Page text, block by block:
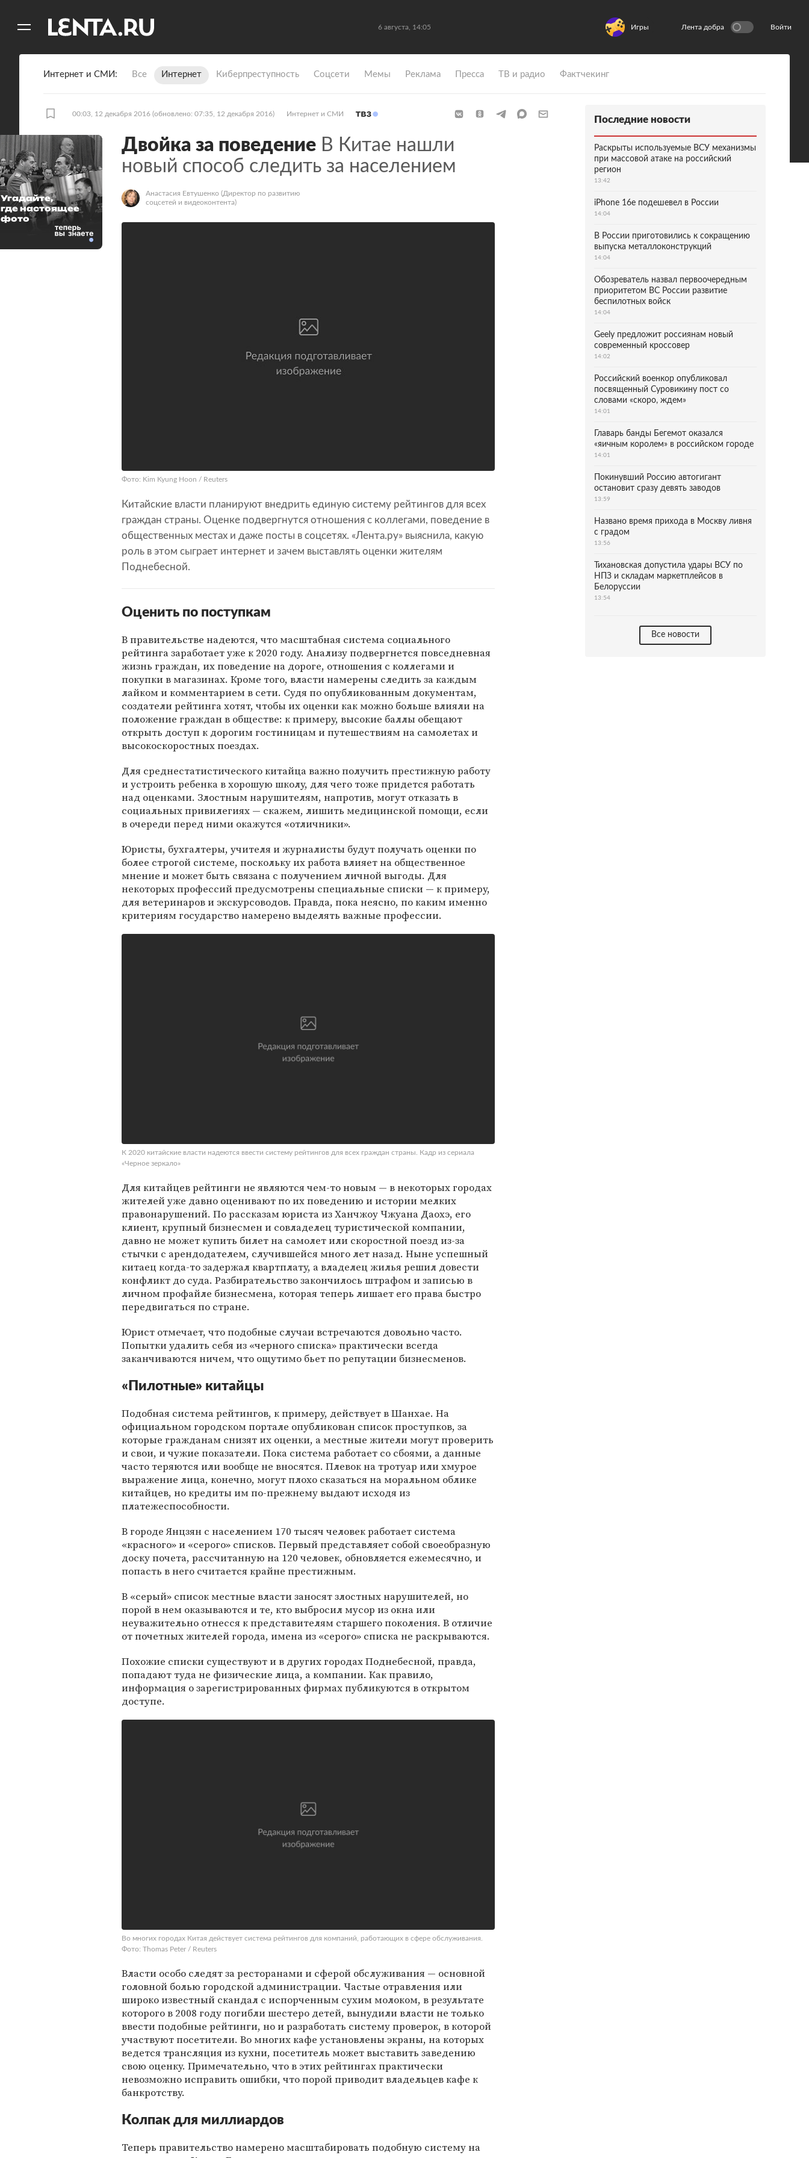
6 августа, 14:05 Игры Лента добра Войти
Интернет и СМИ Все Интернет Киберпреступность Coцсети Мемы Реклама Пресса ТВ и радио Фактчекинг
00:03, 12 декабря 2016 (обновлено: 07:35, 12 декабря 2016) Интернет и СМИ
Двойка за поведение В Китае нашли
новый способ следить за населением
Анастасия Евтушенко (Директор по развитию
соцсетей и видеоконтента)
Фото: Kim Kyung Hoon / Reuters
Китайские власти планируют внедрить единую систему рейтингов для всех
граждан страны. Оценке подвергнутся отношения с коллегами, поведение в
общественных местах и даже посты в соцсетях. «Лента.ру» выяснила, какую
роль в этом сыграет интернет и зачем выставлять оценки жителям
Поднебесной.
Оценить по поступкам
В правительстве надеются, что масштабная система социального
рейтинга заработает уже к 2020 году. Анализу подвергнется повседневная
жизнь граждан, их поведение на дороге, отношения с коллегами и
покупки в магазинах. Кроме того, власти намерены следить за каждым
лайком и комментарием в сети. Судя по опубликованным документам,
создатели рейтинга хотят, чтобы их оценки как можно больше влияли на
положение граждан в обществе: к примеру, высокие баллы обещают
открыть доступ к дорогим гостиницам и путешествиям на самолетах и
высокоскоростных поездах.
Для среднестатистического китайца важно получить престижную работу
и устроить ребенка в хорошую школу, для чего тоже придется работать
над оценками. Злостным нарушителям, напротив, могут отказать в
социальных привилегиях — скажем, лишить медицинской помощи, если
в очереди перед ними окажутся «отличники».
Юристы, бухгалтеры, учителя и журналисты будут получать оценки по
более строгой системе, поскольку их работа влияет на общественное
мнение и может быть связана с получением личной выгоды. Для
некоторых профессий предусмотрены специальные списки — к примеру,
для ветеринаров и экскурсоводов. Правда, пока неясно, по каким именно
критериям государство намерено выделять важные профессии.
К 2020 китайские власти надеются ввести систему рейтингов для всех граждан страны. Кадр из сериала
«Черное зеркало»
Для китайцев рейтинги не являются чем-то новым — в некоторых городах
жителей уже давно оценивают по их поведению и истории мелких
правонарушений. По рассказам юриста из Ханчжоу Чжуана Даохэ, его
клиент, крупный бизнесмен и совладелец туристической компании,
давно не может купить билет на самолет или скоростной поезд из-за
стычки с арендодателем, случившейся много лет назад. Ныне успешный
китаец когда-то задержал квартплату, а владелец жилья решил довести
конфликт до суда. Разбирательство закончилось штрафом и записью в
личном профайле бизнесмена, которая теперь лишает его права быстро
передвигаться по стране.
Юрист отмечает, что подобные случаи встречаются довольно часто.
Попытки удалить себя из «черного списка» практически всегда
заканчиваются ничем, что ощутимо бьет по репутации бизнесменов.
«Пилотные» китайцы
Подобная система рейтингов, к примеру, действует в Шанхае. На
официальном городском портале опубликован список проступков, за
которые гражданам снизят их оценки, а местные жители могут проверить
и свои, и чужие показатели. Пока система работает со сбоями, а данные
часто теряются или вообще не вносятся. Плевок на тротуар или хмурое
выражение лица, конечно, могут плохо сказаться на моральном облике
китайцев, но кредиты им по-прежнему выдают исходя из
платежеспособности.
В городе Янцзян с населением 170 тысяч человек работает система
«красного» и «серого» списков. Первый представляет собой своеобразную
доску почета, рассчитанную на 120 человек, обновляется ежемесячно, и
попасть в него считается крайне престижным.
В «серый» список местные власти заносят злостных нарушителей, но
порой в нем оказываются и те, кто выбросил мусор из окна или
неуважительно отнесся к представителям старшего поколения. В отличие
от почетных жителей города, имена из «серого» списка не раскрываются.
Похожие списки существуют и в других городах Поднебесной, правда,
попадают туда не физические лица, а компании. Как правило,
информация о зарегистрированных фирмах публикуются в открытом
доступе.
Во многих городах Китая действует система рейтингов для компаний, работающих в сфере обслуживания.
Фото: Thomas Peter / Reuters
Власти особо следят за ресторанами и сферой обслуживания — основной
головной болью городской администрации. Частые отравления или
широко известный скандал с испорченным сухим молоком, в результате
которого в 2008 году погибли шестеро детей, вынудили власти не только
ввести подобные рейтинги, но и разработать систему проверок, в которой
участвуют посетители. Во многих кафе установлены экраны, на которых
ведется трансляция из кухни, посетитель может выставить заведению
свою оценку. Примечательно, что в этих рейтингах практически
невозможно исправить ошибки, что порой приводит владельцев кафе к
банкротству.
Колпак для миллиардов
Теперь правительство намерено масштабировать подобную систему на
Угадайте,
где настоящее
фото
Последние новости
Раскрыты используемые ВСУ механизмы
при массовой атаке на российский
регион
13:42
iPhone 16e подешевел в России
14:04
В России приготовились к сокращению
выпуска металлоконструкций
14:04
Обозреватель назвал первоочередным
приоритетом ВС России развитие
беспилотных войск
14:04
Geely предложит россиянам новый
современный кроссовер
14:02
Российский военкор опубликовал
посвященный Суровикину пост со
словами «скоро, ждем»
14:01
Главарь банды Бегемот оказался
«яичным королем» в российском городе
14:01
Покинувший Россию автогигант
остановит сразу девять заводов
13:59
Названо время прихода в Москву ливня
с градом
13:56
Тихановская допустила удары ВСУ по
НПЗ и складам маркетплейсов в
Белоруссии
13:54
Все новости